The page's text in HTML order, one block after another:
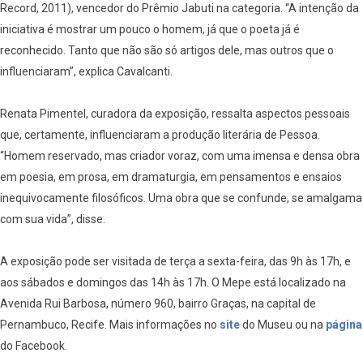
Record, 2011), vencedor do Prêmio Jabuti na categoria. “A intenção da
iniciativa é mostrar um pouco o homem, já que o poeta já é
reconhecido. Tanto que não são só artigos dele, mas outros que o
influenciaram”, explica Cavalcanti.
Renata Pimentel, curadora da exposição, ressalta aspectos pessoais
que, certamente, influenciaram a produção literária de Pessoa.
“Homem reservado, mas criador voraz, com uma imensa e densa obra
em poesia, em prosa, em dramaturgia, em pensamentos e ensaios
inequivocamente filosóficos. Uma obra que se confunde, se amalgama
com sua vida”, disse.
A exposição pode ser visitada de terça a sexta-feira, das 9h às 17h, e
aos sábados e domingos das 14h às 17h. O Mepe está localizado na
Avenida Rui Barbosa, número 960, bairro Graças, na capital de
Pernambuco, Recife. Mais informações no sitedo Museu ou na página
do Facebook.